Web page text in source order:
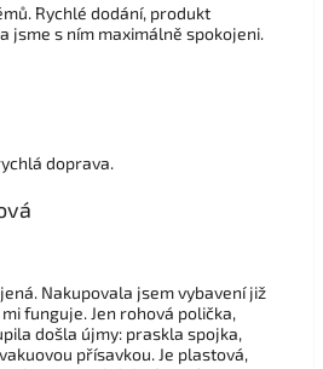
Rychlé dodání, produkt
jsme s ním maximálně spokojeni.
doprava.
Nakupovala jsem vybavení již
funguje. Jen rohová polička,
došla újmy: praskla spojka,
přísavkou. Je plastová,